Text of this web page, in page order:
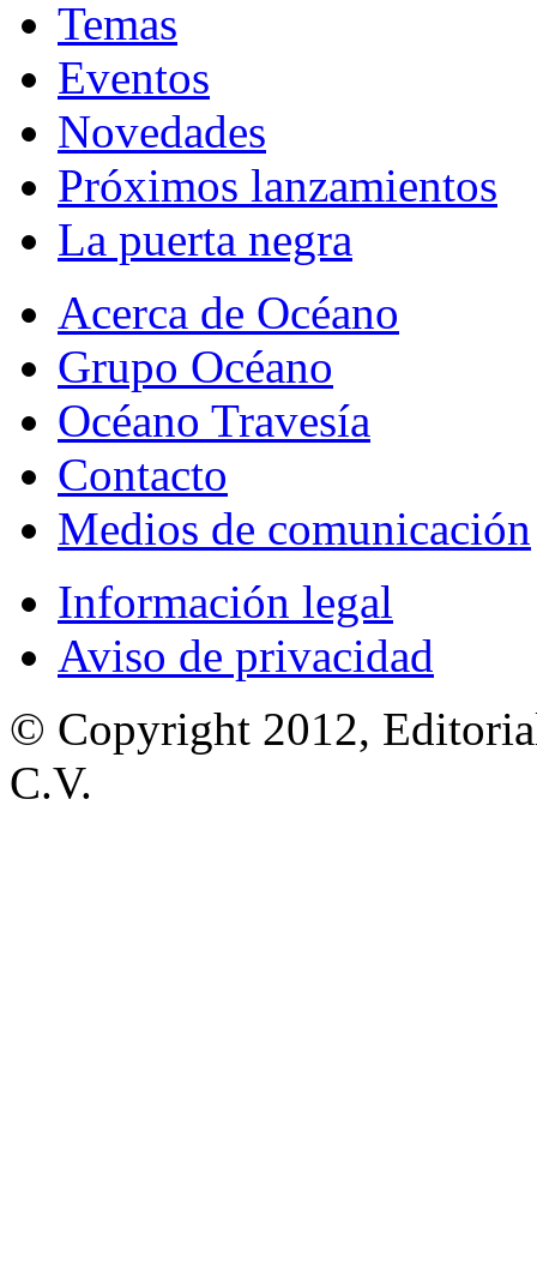
Temas
Eventos
Novedades
Próximos lanzamientos
La puerta negra
Acerca de Océano
Grupo Océano
Océano Travesía
Contacto
Medios de comunicación
Información legal
Aviso de privacidad
© Copyright 2012,
C.V.